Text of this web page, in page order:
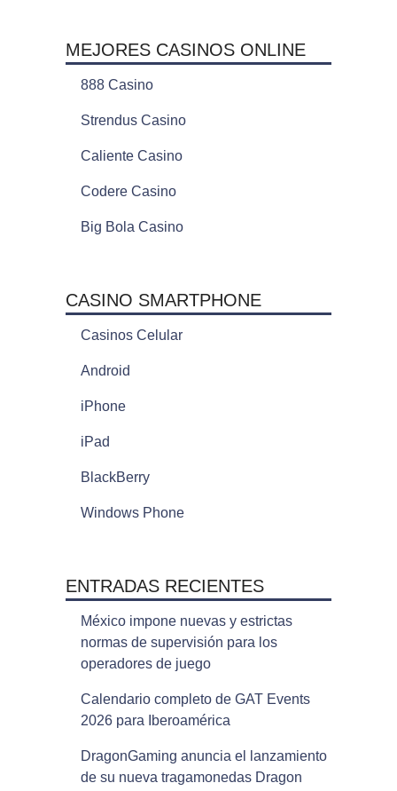
MEJORES CASINOS ONLINE
888 Casino
Strendus Casino
Caliente Casino
Codere Casino
Big Bola Casino
CASINO SMARTPHONE
Casinos Celular
Android
iPhone
iPad
BlackBerry
Windows Phone
ENTRADAS RECIENTES
México impone nuevas y estrictas
normas de supervisión para los
operadores de juego
Calendario completo de GAT Events
2026 para Iberoamérica
DragonGaming anuncia el lanzamiento
de su nueva tragamonedas Dragon